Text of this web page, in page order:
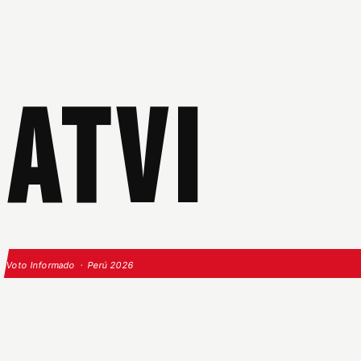
ATVI
Voto Informado · Perú 2026